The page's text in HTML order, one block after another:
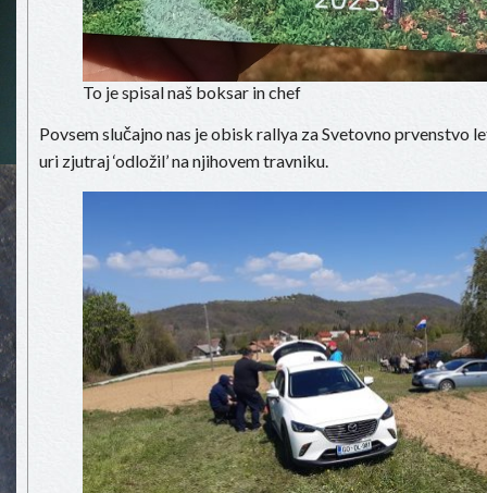
To je spisal naš boksar in chef
Povsem slučajno nas je obisk rallya za Svetovno prvenstvo
uri zjutraj ‘odložil’ na njihovem travniku.